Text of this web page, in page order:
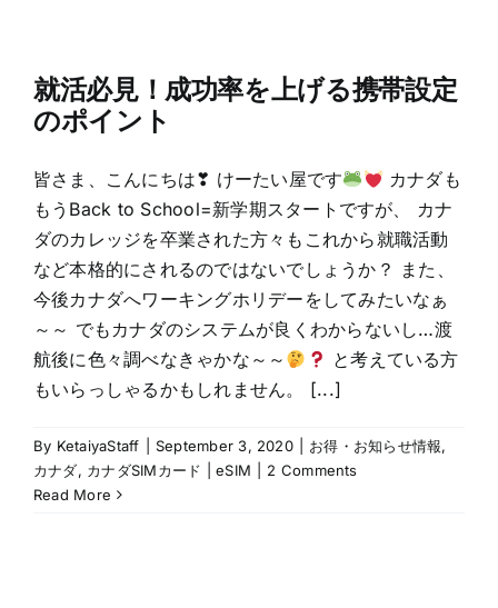
就活必見！成功率を上げる携帯設定
のポイント
皆さま、こんにちは❣ けーたい屋です
カナダも
もうBack to School=新学期スタートですが、 カナ
ダのカレッジを卒業された方々もこれから就職活動
など本格的にされるのではないでしょうか？ また、
今後カナダへワーキングホリデーをしてみたいなぁ
～～ でもカナダのシステムが良くわからないし…渡
航後に色々調べなきゃかな～～
と考えている方
もいらっしゃるかもしれません。 [...]
By KetaiyaStaff September 3, 2020 お得・お知らせ情報,
カナダ, カナダSIMカード | eSIM
2 Comments
Read More